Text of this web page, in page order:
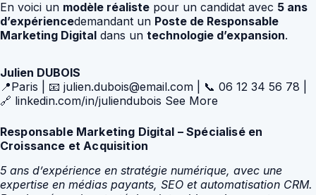
En voici un modèle réaliste pour un candidat avec 5 ans
d’expériencedemandant un Poste de Responsable
Marketing Digital dans un technologie d’expansion.
Julien DUBOIS
📍Paris | 📧 julien.dubois@email.com | 📞 06 12 34 56 78 |
🔗 linkedin.com/in/juliendubois See More
Responsable Marketing Digital – Spécialisé en
Croissance et Acquisition
5 ans d’expérience en stratégie numérique, avec une
expertise en médias payants, SEO et automatisation CRM.